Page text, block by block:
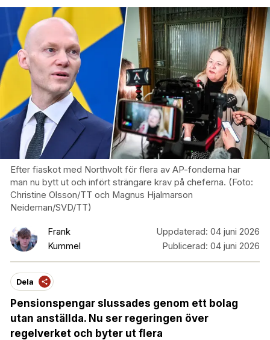
Efter fiaskot med Northvolt för flera av AP-fonderna har
man nu bytt ut och infört strängare krav på cheferna. (Foto:
Christine Olsson/TT och Magnus Hjalmarson
Neideman/SVD/TT)
Frank
Kummel
Uppdaterad: 04 juni 2026
Publicerad: 04 juni 2026
Dela
Pensionspengar slussades genom ett bolag
utan anställda. Nu ser regeringen över
regelverket och byter ut flera